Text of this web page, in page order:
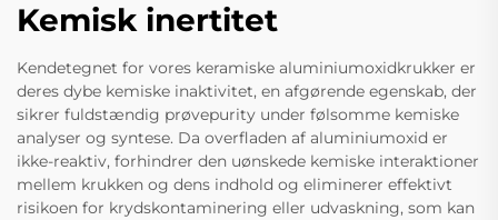
Kemisk inertitet
Kendetegnet for vores keramiske aluminiumoxidkrukker er
deres dybe kemiske inaktivitet, en afgørende egenskab, der
sikrer fuldstændig prøvepurity under følsomme kemiske
analyser og syntese. Da overfladen af aluminiumoxid er
ikke-reaktiv, forhindrer den uønskede kemiske interaktioner
mellem krukken og dens indhold og eliminerer effektivt
risikoen for krydskontaminering eller udvaskning, som kan